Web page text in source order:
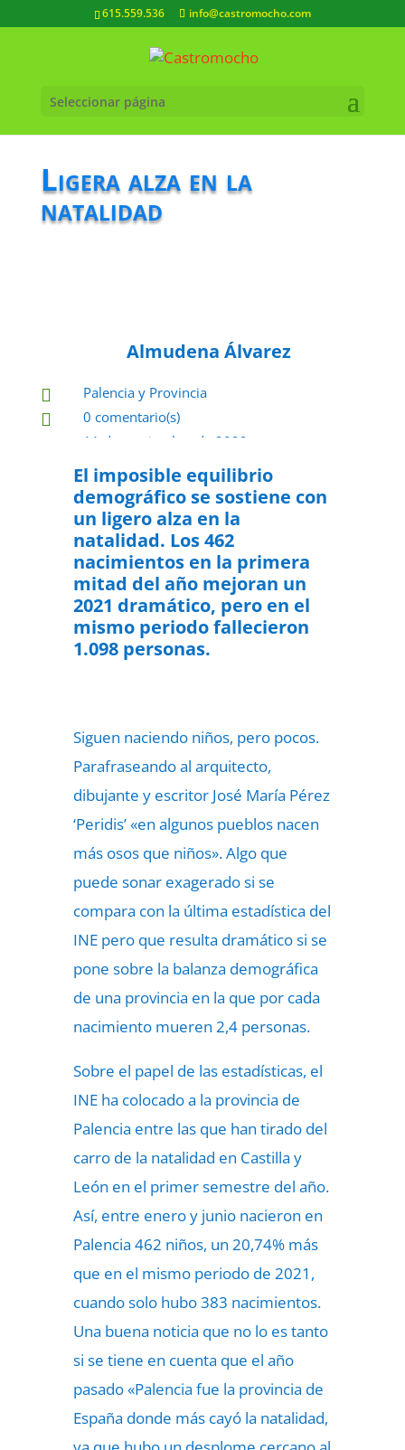
615.559.536 info@castromocho.com
Seleccionar página
Ligera alza en la
natalidad
Almudena Álvarez
 Palencia y Provincia
 0 comentario(s)
11 de septiembre de 2022
El imposible equilibrio
demográfico se sostiene con
un ligero alza en la
natalidad. Los 462
nacimientos en la primera
mitad del año mejoran un
2021 dramático, pero en el
mismo periodo fallecieron
1.098 personas.
Siguen naciendo niños, pero pocos.
Parafraseando al arquitecto,
dibujante y escritor José María Pérez
‘Peridis’ «en algunos pueblos nacen
más osos que niños». Algo que
puede sonar exagerado si se
compara con la última estadística del
INE pero que resulta dramático si se
pone sobre la balanza demográfica
de una provincia en la que por cada
nacimiento mueren 2,4 personas.
Sobre el papel de las estadísticas, el
INE ha colocado a la provincia de
Palencia entre las que han tirado del
carro de la natalidad en Castilla y
León en el primer semestre del año.
Así, entre enero y junio nacieron en
Palencia 462 niños, un 20,74% más
que en el mismo periodo de 2021,
cuando solo hubo 383 nacimientos.
Una buena noticia que no lo es tanto
si se tiene en cuenta que el año
pasado «Palencia fue la provincia de
España donde más cayó la natalidad,